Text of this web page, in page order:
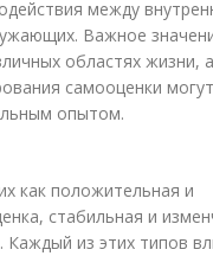
между
Важное
областях жизни,
самооценки
опытом.
как положительная и
стабильная и
из этих типов